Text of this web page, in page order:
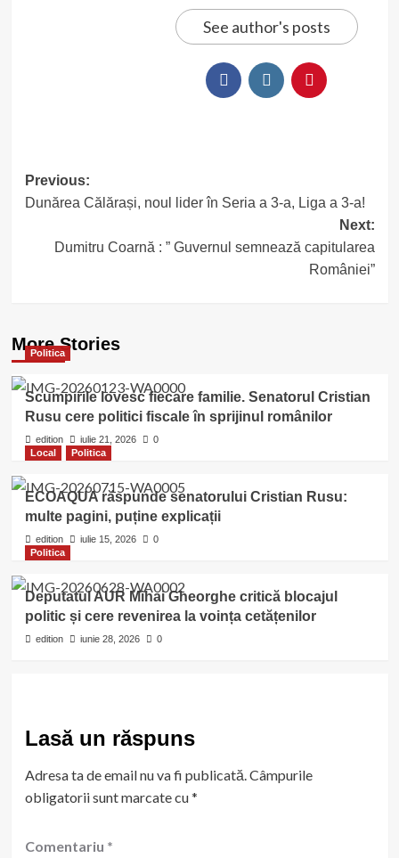
See author's posts
Post
navigation
Previous:
Dunărea Călărași, noul lider în Seria a 3-a, Liga a 3-a!
Next:
Dumitru Coarnă : ” Guvernul semnează capitularea
României”
More Stories
Politica
Scumpirile lovesc fiecare familie. Senatorul Cristian
Rusu cere politici fiscale în sprijinul românilor
edition iulie 21, 2026
0
Local
Politica
ECOAQUA răspunde senatorului Cristian Rusu:
multe pagini, puține explicații
edition iulie 15, 2026
0
Politica
Deputatul AUR Mihai Gheorghe critică blocajul
politic și cere revenirea la voința cetățenilor
edition iunie 28, 2026 0
Lasă un răspuns
Adresa ta de email nu va fi publicată.Câmpurile
obligatorii sunt marcate cu*
Comentariu *